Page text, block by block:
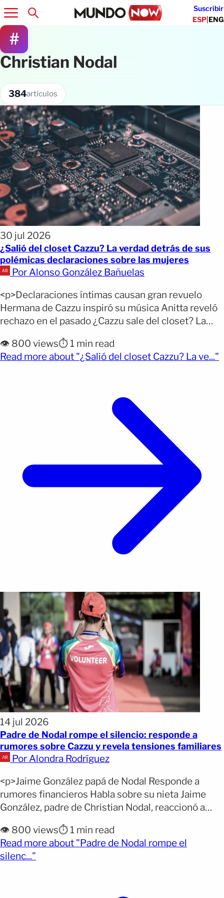
Suscribir
ESP|ENG
#
Christian Nodal
384artículos
30 jul 2026
¿Salió del closet Cazzu? La verdad detrás de sus
polémicas declaraciones sobre las mujeres
Por Alonso González Bañuelas
<p>Declaraciones íntimas causan gran revuelo
Hermana de Cazzu inspiró su música Anitta reveló
rechazo en el pasado ¿Cazzu sale del closet? La
de atención en el mundo del espectáculo. Aunque
los reflectores suelen apuntar hacia ella por su
👁️ 800 views⏱️ 1 min read
Read more about "¿Salió del closet Cazzu? La ve..."
14 jul 2026
Padre de Nodal rompe el silencio: responde a
rumores sobre Cazzu y revela tensiones familiares
Por Alondra Rodríguez
<p>Jaime González papá de Nodal Responde a
rumores financieros Habla sobre su nieta Jaime
González, padre de Christian Nodal, reaccionó a
apoyo económico a Cazzu. El tema surge en medio
del conflicto legal por la hija de ambos. La situación
ha generado atención en redes y medios. [&hellip;]
👁️ 800 views⏱️ 1 min read
Read more about "Padre de Nodal rompe el
silenc..."